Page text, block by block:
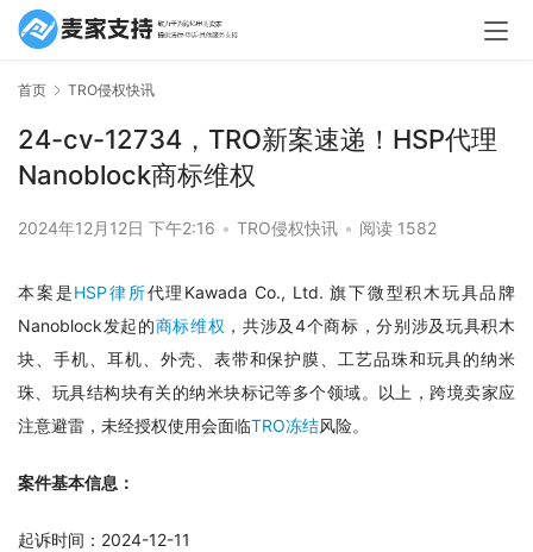
首页 TRO侵权快讯
24-cv-12734，TRO新案速递！HSP代理
Nanoblock商标维权
2024年12月12日 下午2:16 • TRO侵权快讯 • 阅读 1582
本案是HSP律所代理Kawada Co., Ltd. 旗下微型积木玩具品牌
Nanoblock发起的商标维权 ，共涉及4个商标，分别涉及玩具积木
块、手机、耳机、外壳、表带和保护膜、工艺品珠和玩具的纳米
珠、玩具结构块有关的纳米块标记等多个领域。以上，跨境卖家应
注意避雷，未经授权使用会面临TRO冻结风险。
案件基本信息：
起诉时间：2024-12-11